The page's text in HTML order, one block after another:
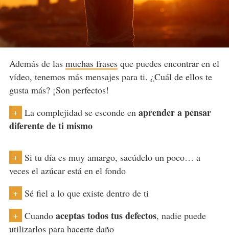
Además de las muchas frasesque puedes encontrar en el
vídeo, tenemos más mensajes para ti. ¿Cuál de ellos te
gusta más? ¡Son perfectos!
+ La complejidad se esconde en aprender a pensar
diferente de ti mismo
+
Si tu día es muy amargo, sacúdelo un poco… a
veces el azúcar está en el fondo
+ Sé fiel a lo que existe dentro de ti
+ Cuando aceptas todos tus defectos, nadie puede
utilizarlos para hacerte daño